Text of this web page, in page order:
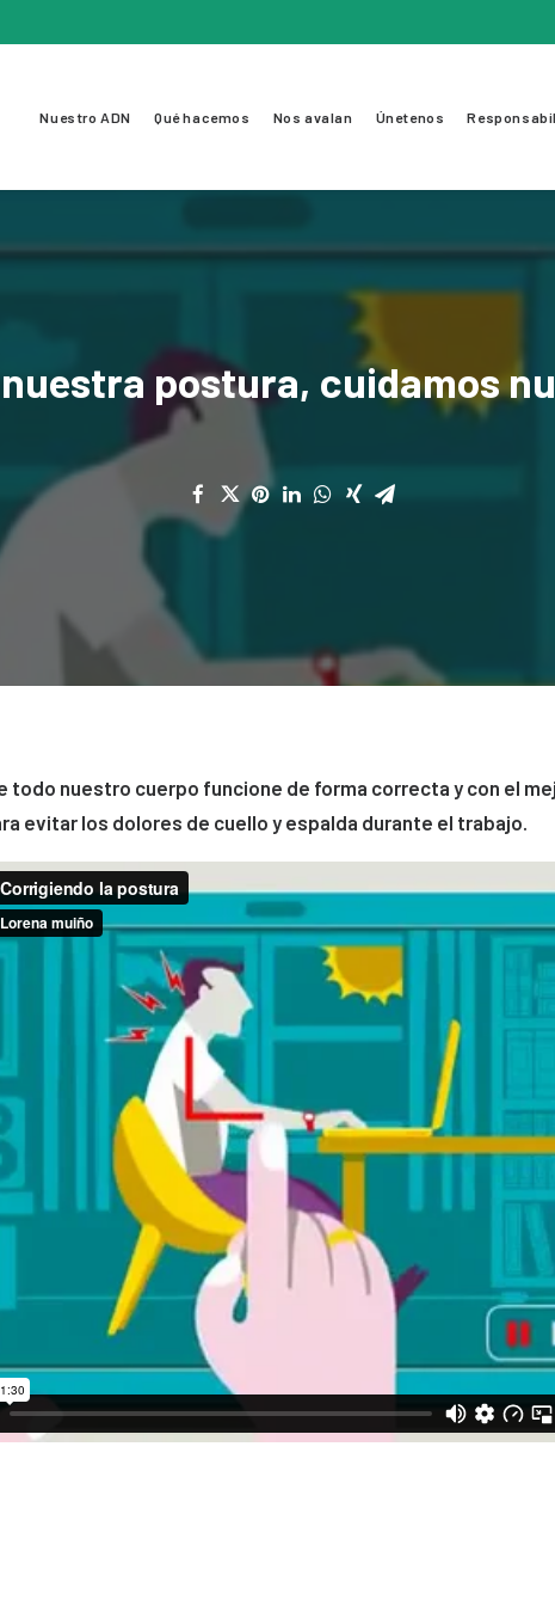
Nuestro ADN Qué hacemos Nos avalan Únetenos
nuestra postura, cuidamos
todo nuestro cuerpo funcione de forma correcta y con el
evitar los dolores de cuello y espalda durante el trabajo.